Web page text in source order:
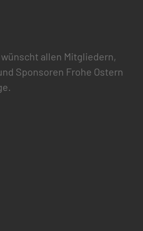
allen Mitgliedern,
Sponsoren Frohe Ostern